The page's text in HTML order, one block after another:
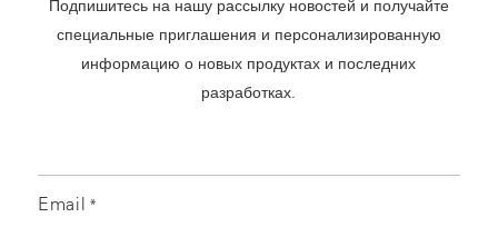
Подпишитесь на нашу рассылку новостей и получайте
специальные приглашения и персонализированную
информацию о новых продуктах и последних
разработках.
Email *